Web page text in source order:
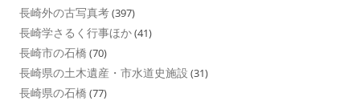
長崎外の古写真考(397)
長崎学さるく行事ほか(41)
長崎市の石橋 (70)
長崎県の土木遺産・市水道史施設 (31)
長崎県の石橋 (77)